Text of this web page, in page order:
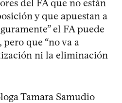
del FA que no están
y que apuestan a
el FA puede
que “no va a
ni la eliminación
Tamara Samudio